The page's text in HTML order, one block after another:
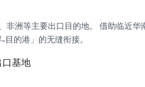
洲等主要出口目的地。 借助临近华
目的港」的无缝衔接。